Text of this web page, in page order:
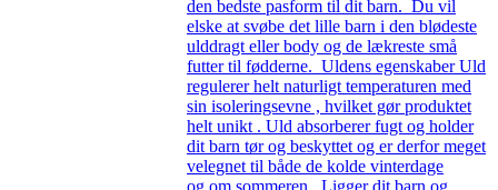
den bedste pasform til dit barn. Du vil
elske at svøbe det lille barn i den blødeste
ulddragt eller body og de lækreste små
futter til fødderne. Uldens egenskaber Uld
regulerer helt naturligt temperaturen med
sin isoleringsevne , hvilket gør produktet
helt unikt . Uld absorberer fugt og holder
dit barn tør og beskyttet og er derfor meget
velegnet til både de kolde vinterdage
og om sommeren . Ligger dit barn og